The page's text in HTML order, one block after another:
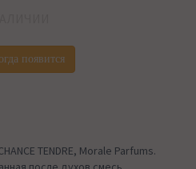
появится
TENDRE, Morale Parfums.